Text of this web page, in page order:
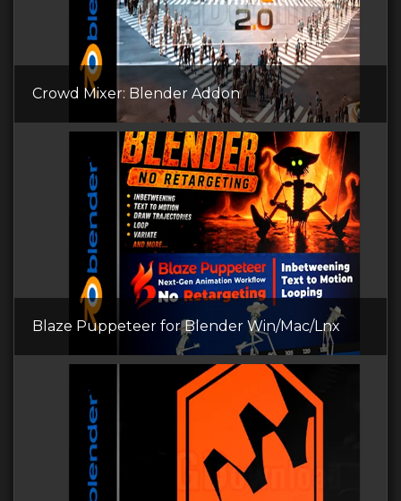
Crowd Mixer: Blender Addon
Blaze Puppeteer for Blender Win/Mac/Lnx